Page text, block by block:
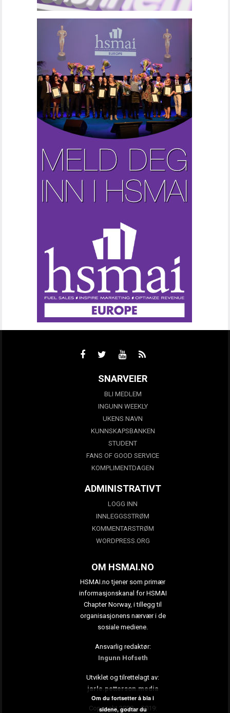
SNARVEIER
BLI MEDLEM
INGUNN WEEKLY
UKENS NAVN
KUNNSKAPSBANKEN
STUDENT
FANS OF GOOD SERVICE
KOMPLIMENTDAGEN
ADMINISTRATIVT
LOGG INN
INNLEGGSSTRØM
KOMMENTARSTRØM
WORDPRESS.ORG
OM HSMAI.NO
HSMAI.no tjener som primær
informasjonskanal for HSMAI
Chapter Norway, i tillegg til
organisasjonens nærvær i de
sosiale mediene.
Ansvarlig redaktør:
Ingunn Hofseth
Utviklet og tilrettelagt av:
jarle.petterson.media
Copyright 2009 – 2019:
Om du fortsetter å bla i
sidene, godtar du